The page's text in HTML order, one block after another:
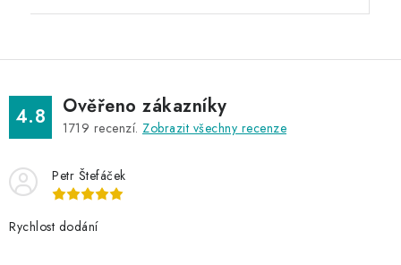
4.8 Ověřeno zákazníky
1719 recenzí. Zobrazit všechny recenze
Petr Štefáček
Rychlost dodání